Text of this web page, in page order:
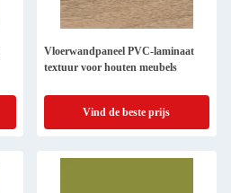
Vloerwandpaneel PVC-laminaat
textuur voor houten meubels
Vind de beste prijs